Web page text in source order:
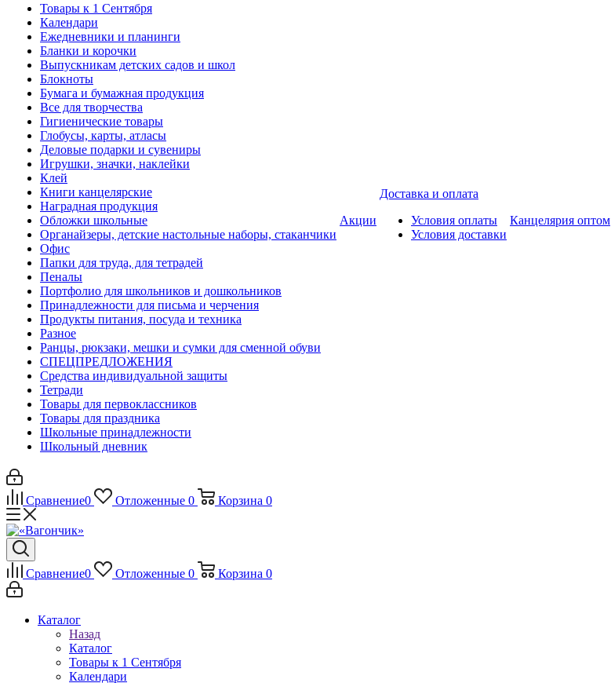
Товары к 1 Сентября
Календари
Ежедневники и планинги
Бланки и корочки
Выпускникам детских садов и школ
Блокноты
Бумага и бумажная продукция
Все для творчества
Гигиенические товары
Глобусы, карты, атласы
Деловые подарки и сувениры
Игрушки, значки, наклейки
Клей
Книги канцелярские
Наградная продукция
Обложки школьные
Органайзеры, детские настольные наборы, стаканчики
Офис
Папки для труда, для тетрадей
Пеналы
Портфолио для школьников и дошкольников
Принадлежности для письма и черчения
Продукты питания, посуда и техника
Разное
Ранцы, рюкзаки, мешки и сумки для сменной обуви
СПЕЦПРЕДЛОЖЕНИЯ
Средства индивидуальной защиты
Тетради
Товары для первоклассников
Товары для праздника
Школьные принадлежности
Школьный дневник
Акции
Доставка и оплата
Условия оплаты
Условия доставки
Канцелярия оптом
Сравнение0 Отложенные 0 Корзина 0
Сравнение0 Отложенные 0 Корзина 0
Каталог
Назад
Каталог
Товары к 1 Сентября
Календари